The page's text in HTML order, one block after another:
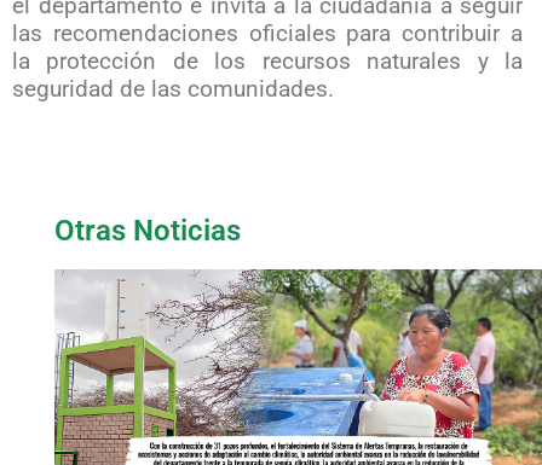
las recomendaciones oficiales para contribuir a
la protección de los recursos naturales y la
seguridad de las comunidades.
Otras Noticias